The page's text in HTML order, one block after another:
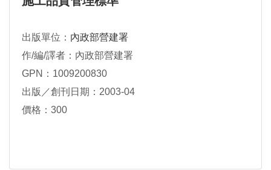
出版單位： 內政部營建署
作/編/譯者：內政部營建署
GPN：1009200830
出版／創刊日期：2003-04
價格：300